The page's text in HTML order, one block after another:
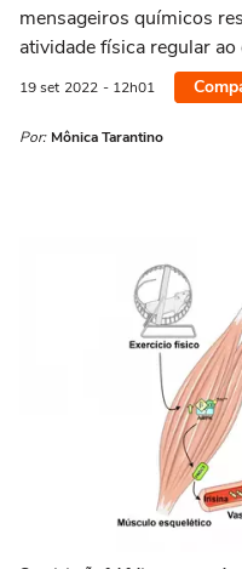
mensageiros químicos
atividade física regular
19 set 2022 - 12h01
Por: Mônica Tarantino